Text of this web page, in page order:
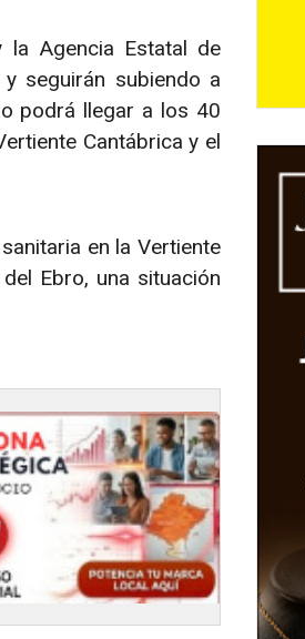
la Agencia Estatal de
seguirán subiendo a
podrá llegar a los 40
Cantábrica y el
en la Vertiente
Ebro, una situación